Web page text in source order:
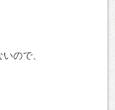
ので、